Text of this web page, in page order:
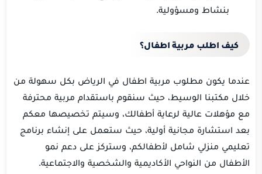
بنشاط ومسؤولية.
كيف اطلب مربية اطفال؟
عندما يكون مطلوب مربية اطفال في الرياض بكل سهولة من
خلال مكتبنا الوسيط، حيث سنقوم باستقدام مربية محترفة
مع مؤهلات عالية لرعاية أطفالك، وسيتم تخصيصها معكم
بعد استشارة مجانية أولية، حيث ستعمل على إنشاء برنامج
تعليمي منزلي شامل لأطفالكم، وستركز على دعم نمو
الأطفال من النواحي الأكاديمية والشخصية والاجتماعية.